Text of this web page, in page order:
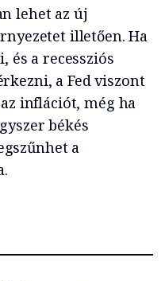
lehet az új
illetően. Ha
és a recessziós
a Fed viszont
inflációt, még ha
békés
a